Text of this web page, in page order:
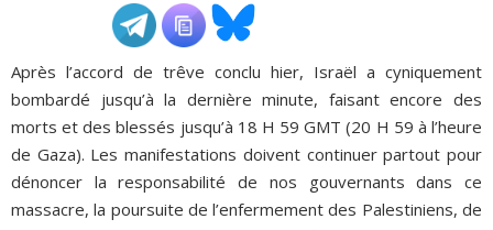
ADHÉSIONS, DONS, CONTACT
Après l’accord de trêve conclu hier, Israël a cyniquement
bombardé jusqu’à la dernière minute, faisant encore des
morts et des blessés jusqu’à 18 H 59 GMT (20 H 59 à l’heure
de Gaza). Les manifestations doivent continuer partout pour
dénoncer la responsabilité de nos gouvernants dans ce
massacre, la poursuite de l’enfermement des Palestiniens, de